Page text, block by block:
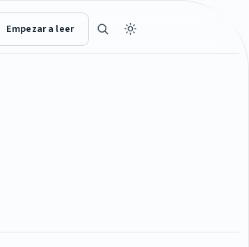
Empezar a leer